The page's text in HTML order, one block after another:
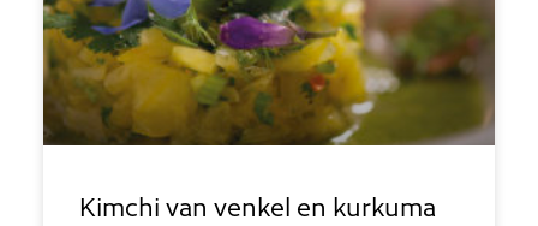
Kimchi van venkel en kurkuma